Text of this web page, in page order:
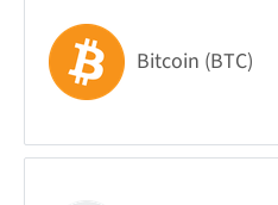
Bitcoin (BTC)